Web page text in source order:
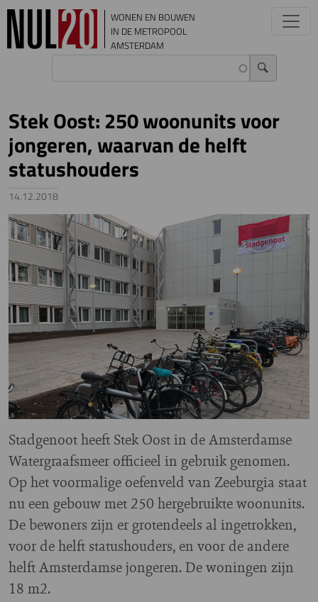
Overslaan en naar de inhoud gaan
WONEN EN BOUWEN
IN DE METROPOOL
AMSTERDAM
Stek Oost: 250 woonunits voor
jongeren, waarvan de helft
statushouders
14.12.2018
Image
Stadgenoot heeft Stek Oost in de Amsterdamse
Watergraafsmeer officieel in gebruik genomen.
Op het voormalige oefenveld van Zeeburgia staat
nu een gebouw met 250 hergebruikte woonunits.
De bewoners zijn er grotendeels al ingetrokken,
voor de helft statushouders, en voor de andere
helft Amsterdamse jongeren. De woningen zijn
18 m2.